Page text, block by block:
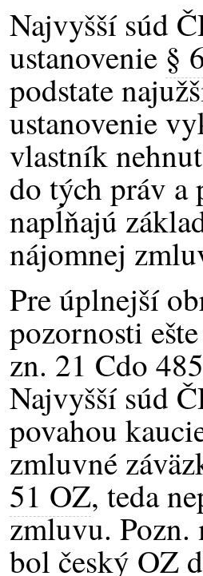
Najvyšší súd
ustanovenie §
podstate
ustanovenie
vlastník
do tých práv
napĺňajú
nájomnej
Pre úplnejší
pozornosti
zn. 21 Cdo
Najvyšší súd
povahou
zmluvné
51 OZ, teda
zmluvu. Pozn.
bol český OZ